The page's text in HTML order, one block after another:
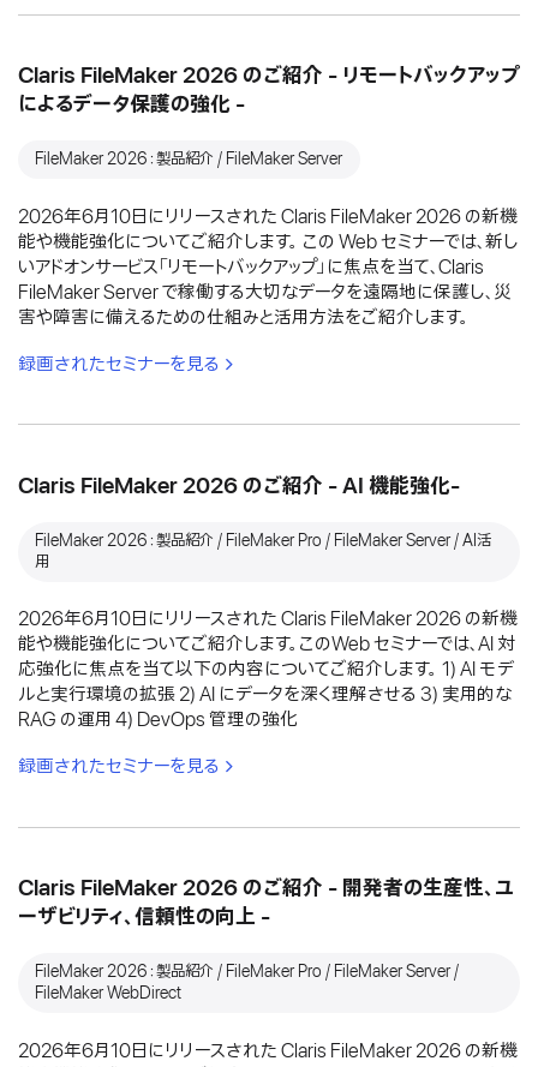
Claris FileMaker 2026 のご紹介 - リモートバックアップ
によるデータ保護の強化 -
FileMaker 2026：製品紹介 / FileMaker Server
2026年6月10日にリリースされた Claris FileMaker 2026 の新機
能や機能強化についてご紹介します。 この Web セミナーでは、新し
いアドオンサービス「リモートバックアップ」に焦点を当て、Claris
FileMaker Server で稼働する大切なデータを遠隔地に保護し、災
害や障害に備えるための仕組みと活用方法をご紹介します。
録画されたセミナーを見る
Claris FileMaker 2026 のご紹介 - AI 機能強化-
FileMaker 2026：製品紹介 / FileMaker Pro / FileMaker Server / AI活
用
2026年6月10日にリリースされた Claris FileMaker 2026 の新機
能や機能強化についてご紹介します。このWeb セミナーでは、AI 対
応強化に焦点を当て以下の内容についてご紹介します。 1) AI モデ
ルと実行環境の拡張 2) AI にデータを深く理解させる 3) 実用的な
RAG の運用 4) DevOps 管理の強化
録画されたセミナーを見る
Claris FileMaker 2026 のご紹介 - 開発者の生産性、ユ
ーザビリティ、信頼性の向上 -
FileMaker 2026：製品紹介 / FileMaker Pro / FileMaker Server /
FileMaker WebDirect
2026年6月10日にリリースされた Claris FileMaker 2026 の新機